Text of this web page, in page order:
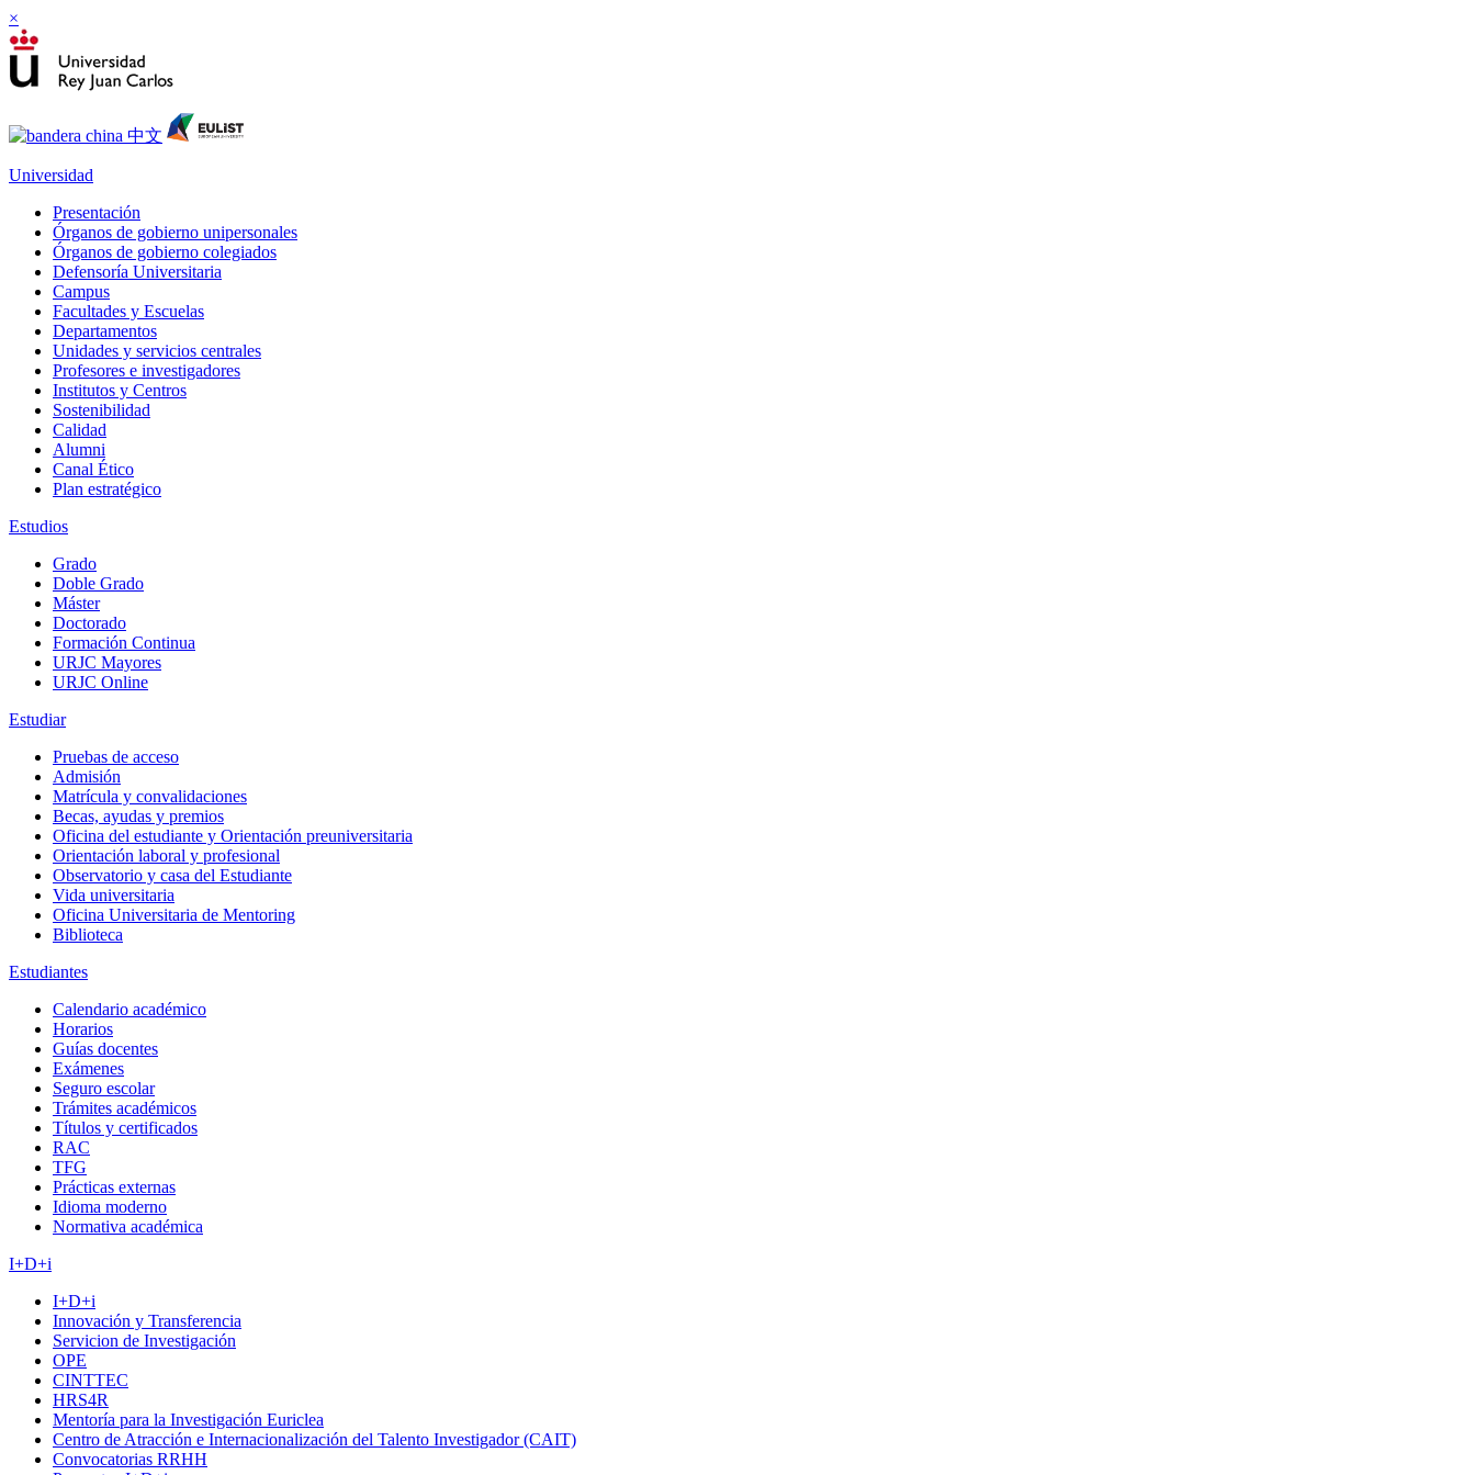
×
Universidad
Presentación
Órganos de gobierno unipersonales
Órganos de gobierno colegiados
Defensoría Universitaria
Campus
Facultades y Escuelas
Departamentos
Unidades y servicios centrales
Profesores e investigadores
Institutos y Centros
Sostenibilidad
Calidad
Alumni
Canal Ético
Plan estratégico
Estudios
Grado
Doble Grado
Máster
Doctorado
Formación Continua
URJC Mayores
URJC Online
Estudiar
Pruebas de acceso
Admisión
Matrícula y convalidaciones
Becas, ayudas y premios
Oficina del estudiante y Orientación preuniversitaria
Orientación laboral y profesional
Observatorio y casa del Estudiante
Vida universitaria
Oficina Universitaria de Mentoring
Biblioteca
Estudiantes
Calendario académico
Horarios
Guías docentes
Exámenes
Seguro escolar
Trámites académicos
Títulos y certificados
RAC
TFG
Prácticas externas
Idioma moderno
Normativa académica
I+D+i
I+D+i
Innovación y Transferencia
Servicion de Investigación
OPE
CINTTEC
HRS4R
Mentoría para la Investigación Euriclea
Centro de Atracción e Internacionalización del Talento Investigador (CAIT)
Convocatorias RRHH